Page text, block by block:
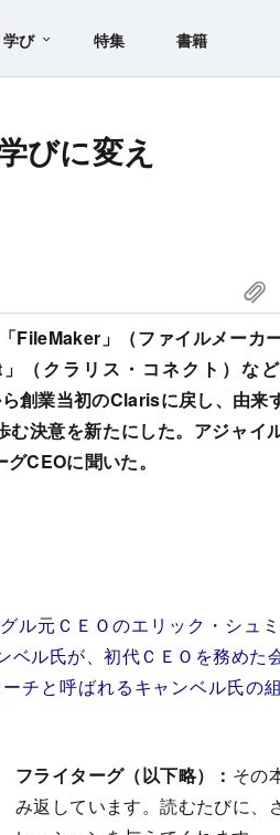
学び 特集 書籍
びに変え
FileMaker」（ファイルメーカ
（クラリス・コネクト）な
業当初のClarisに戻し、由来
決意を新たにした。アジャイ
CEOに聞いた。
ル元ＣＥＯのエリック・シュ
ベル氏が、初代ＣＥＯを務めた
チと呼ばれるキャンベル氏の
フライターグ（以下略）： その
み返しています。読むたびに、